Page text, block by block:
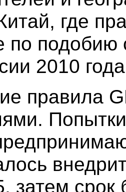
где
по
2010
правила
затем